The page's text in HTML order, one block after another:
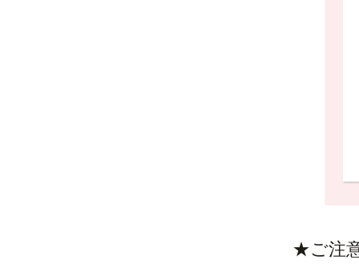
★ご注